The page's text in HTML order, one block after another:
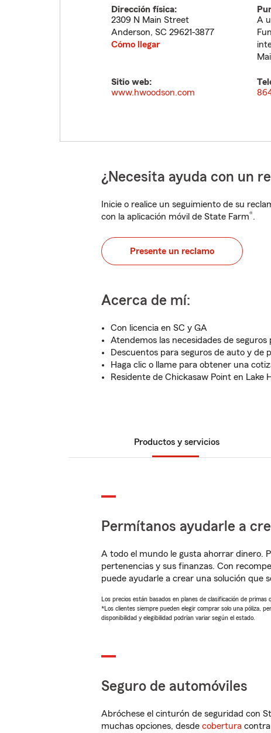
Dirección física:
2309 N Main Street
Anderson, SC 29621-3877
Cómo llegar
A
Sitio web:
www.hwoodson.com
¿Necesita ayuda con un
Inicie o realice un seguimiento de su
con la aplicación móvil de State Farm®.
Presente un reclamo
Acerca de mí:
Con licencia en SC y GA
Atendemos las necesidades de
Descuentos para seguros de auto y de
Haga clic o llame para obtener una
Residente de Chickasaw Point en Lake
Productos y servicios
Permítanos ayudarle a
A todo el mundo le gusta ahorrar dinero.
pertenencias y sus finanzas. Con
puede ayudarle a crear una solución que
Los precios están basados en planes de clasificación de
*Los clientes siempre pueden elegir comprar solo una póliza,
disponibilidad y elegibilidad podrían variar según el estado.
Seguro de automóviles
Abróchese el cinturón de seguridad con
muchas opciones, desde cobertura contra